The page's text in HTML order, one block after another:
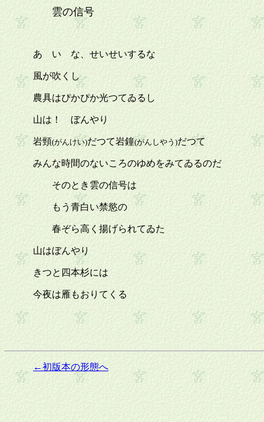
雲の信号
あゝいゝな、せいせいするな
風が吹くし
農具はぴかぴか光つてゐるし
山は！ ぼんやり
岩頸(がんけい)だつて岩鐘(がんしやう)だつて
みんな時間のないころのゆめをみてゐるのだ
そのとき雲の信号は
もう青白い禁慾の
春ぞら高く揚げられてゐた
山はぼんやり
きつと四本杉には
今夜は雁もおりてくる
←初版本の形態へ